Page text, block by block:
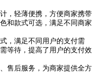
，轻薄便携，方便商家携带
和款式可选，满足不同商家
，满足不同用户的支付需
等待，提高了用户的支付效
售后服务，为商家提供全方